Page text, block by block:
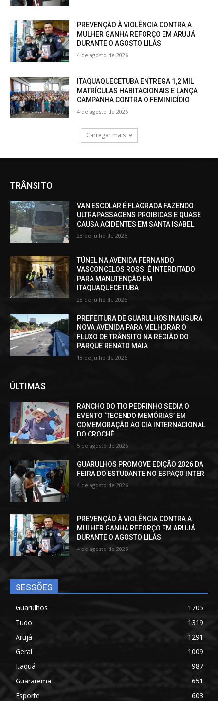
PREVENÇÃO À VIOLÊNCIA CONTRA A
MULHER GANHA REFORÇO EM ARUJÁ
DURANTE O AGOSTO LILÁS
4 de agosto de 2026
ITAQUAQUECETUBA ENTREGA 1,2 MIL
MATRÍCULAS HABITACIONAIS E LANÇA
CAMPANHA CONTRA O FEMINICÍDIO
4 de agosto de 2026
Carregar mais
TRÂNSITO
VAN ESCOLAR É FLAGRADA FAZENDO
ULTRAPASSAGENS PROIBIDAS E QUASE
CAUSA ACIDENTES EM SANTA ISABEL
28 de julho de 2026
TÚNEL NA AVENIDA FERNANDO
VASCONCELOS ROSSI É INTERDITADO
PARA MANUTENÇÃO EM
ITAQUAQUECETUBA
28 de julho de 2026
PREFEITURA DE GUARULHOS INAUGURA
NOVA AVENIDA PARA MELHORAR O
FLUXO DE TRÂNSITO NA REGIÃO DO
PARQUE RENATO MAIA
18 de julho de 2026
ÚLTIMAS
RANCHO DO TIO PEDRINHO SEDIA O
EVENTO ‘TECENDO MEMÓRIAS’ EM
COMEMORAÇÃO AO DIA INTERNACIONAL
DO CROCHÊ
5 de agosto de 2026
GUARULHOS PROMOVE EDIÇÃO 2026 DA
FEIRA DO ESTUDANTE NO ESPAÇO INTER
4 de agosto de 2026
PREVENÇÃO À VIOLÊNCIA CONTRA A
MULHER GANHA REFORÇO EM ARUJÁ
DURANTE O AGOSTO LILÁS
4 de agosto de 2026
SESSÕES
Guarulhos
1705
Tudo
1319
Arujá
1291
Geral
1009
Itaquá
987
Guararema
651
Esporte
603